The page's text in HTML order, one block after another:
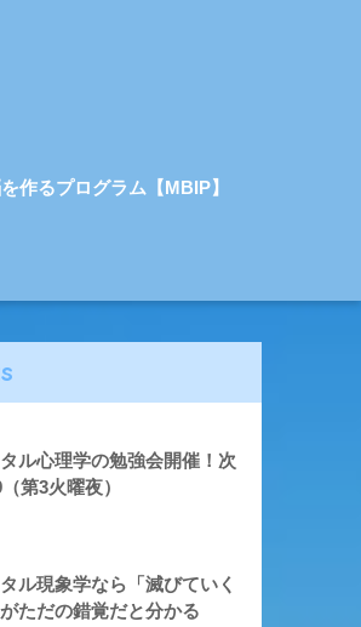
作るプログラム【MBIP】
ル心理学の勉強会開催！次
第3火曜夜）
ル現象学なら「滅びていく
ただの錯覚だと分かる